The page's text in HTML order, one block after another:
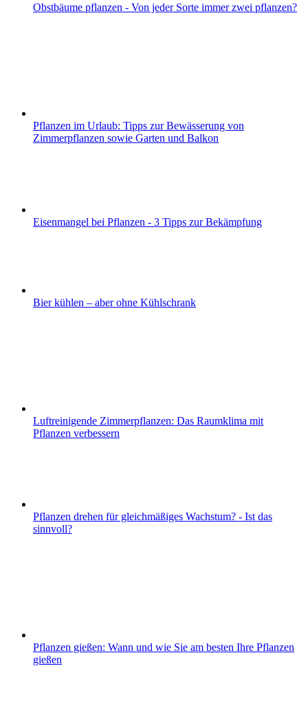
Obstbäume pflanzen - Von jeder Sorte immer zwei pflanzen?
Pflanzen im Urlaub: Tipps zur Bewässerung von
Zimmerpflanzen sowie Garten und Balkon
Eisenmangel bei Pflanzen - 3 Tipps zur Bekämpfung
Bier kühlen – aber ohne Kühlschrank
Luftreinigende Zimmerpflanzen: Das Raumklima mit
Pflanzen verbessern
Pflanzen drehen für gleichmäßiges Wachstum? - Ist das
sinnvoll?
Pflanzen gießen: Wann und wie Sie am besten Ihre Pflanzen
gießen